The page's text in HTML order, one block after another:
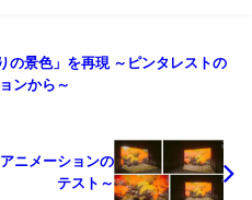
の景色」を再現 ～ピンタレストの
ンから～
ニメーションの
テスト～